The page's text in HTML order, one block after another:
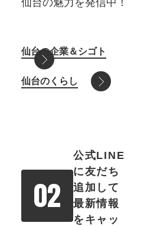
仙台の企業＆シゴト
仙台のくらし
02
公式LINE
に友だち
追加して
最新情報
をキャッ